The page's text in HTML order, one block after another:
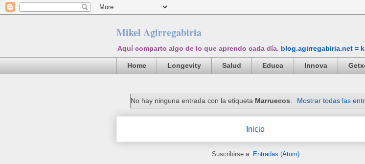
Mikel Agirregabiria
Aquí comparto algo de lo que aprendo cada día. blog.agirregabiria.net =
Home Longevity Salud Educa Innova
No hay ninguna entrada con la etiqueta Marruecos Mostrar todas las
Inicio
Suscribirse a: Entradas (Atom)